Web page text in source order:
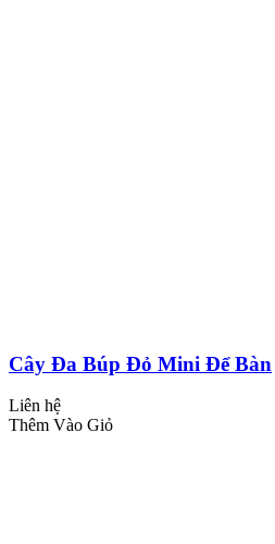
Cây Đa Búp Đỏ Mini Để Bàn
Liên hệ
Thêm Vào Giỏ